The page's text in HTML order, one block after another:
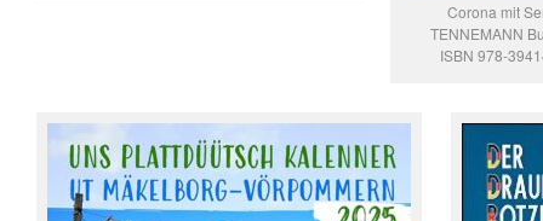
Corona mit
TENNEMANN
ISBN 978-